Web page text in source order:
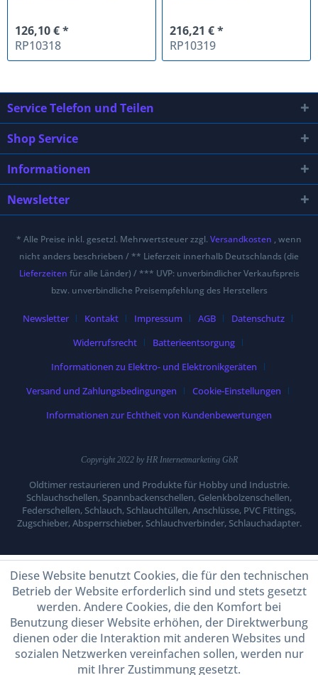
126,10 € *
RP10318
216,21 € *
RP10319
Service Telefon und Teilen
Shop Service
Informationen
Newsletter
* Alle Preise inkl. gesetzl. Mehrwertsteuer zzgl. Versandkosten , wenn
nicht anders beschrieben / ** Lieferzeit innerhalb Deutschlands (die
Lieferzeiten für alle Länder) / *** UVP: unverbindlicher Verkaufspreis
bzw. unverbindliche Preisempfehlung des Herstellers
Newsletter Kontakt Impressum AGB
Datenschutz
Widerrufsrecht
Batterieentsorgung
Informationen zu Elektro- und Elektronikgeräten
Versand und Zahlungsbedingungen
Cookie-Einstellungen
Informationen zur Echtheit von Kundenbewertungen
Copyright 2022 by HR Internetmarketing GbR
Oldtimer restaurieren und Produkte für Hobby und Industrie.
Schlauchschellen, Spannbackenschellen, Gelenkbolzenschellen,
Federschellen, Schlauch, Schlauchtüllen, Anschlüsse, PVC Fittings,
Zugschieber, Absperrschieber, Schlauchverbinder, Schlauchadapter.
Diese Website benutzt Cookies, die für den technischen
Betrieb der Website erforderlich sind und stets gesetzt
werden. Andere Cookies, die den Komfort bei
Benutzung dieser Website erhöhen, der Direktwerbung
dienen oder die Interaktion mit anderen Websites und
sozialen Netzwerken vereinfachen sollen, werden nur
mit Ihrer Zustimmung gesetzt.